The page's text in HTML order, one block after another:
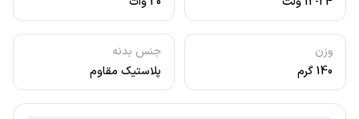
وزن
140 گرم
جنس بدنه
پلاستیک مقاوم